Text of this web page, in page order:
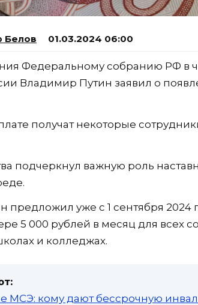
Белов 01.03.2024 06:00
Федеральному собранию РФ в
Владимир Путин заявил о
получат некоторые
подчеркнул важную роль
предложил уже с 1 сентября 2024
5 000 рублей в месяц для всех
и колледжах.
МСЭ: кому дают бессрочную